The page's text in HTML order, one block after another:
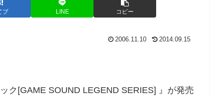
ブ LINE コピー
2006.11.10 2014.09.15
ク[GAME SOUND LEGEND SERIES] 』が発売